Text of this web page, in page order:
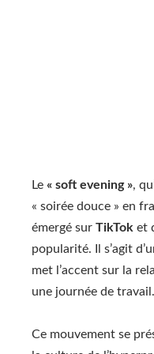
Le « soft evening »,
« soirée douce » en
émergé sur TikTok et
popularité. Il s’agit
met l’accent sur la
une journée de travail.
Ce mouvement se